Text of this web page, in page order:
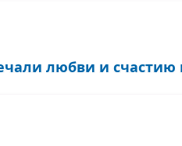
хмурится в подобие
любви и счастию